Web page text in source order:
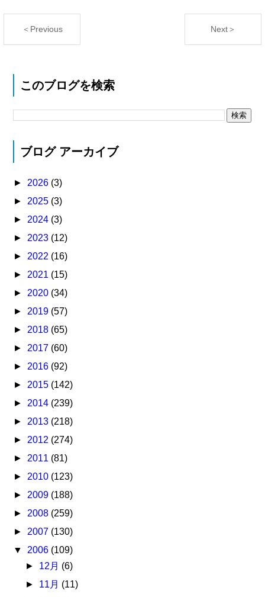
＜Previous Next＞
このブログを検索
ブログ アーカイブ
► 2026 (3)
► 2025 (3)
► 2024 (3)
► 2023 (12)
► 2022 (16)
► 2021 (15)
► 2020 (34)
► 2019 (57)
► 2018 (65)
► 2017 (60)
► 2016 (92)
► 2015 (142)
► 2014 (239)
► 2013 (218)
► 2012 (274)
► 2011 (81)
► 2010 (123)
► 2009 (188)
► 2008 (259)
► 2007 (130)
▼ 2006 (109)
► 12月 (6)
► 11月 (11)